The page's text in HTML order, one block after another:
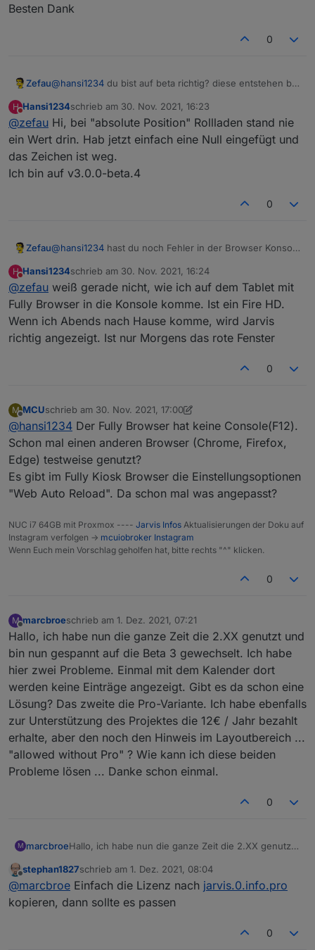
abgehackt:
	transform: scale(2.5, 2.5);
}
.jarvis-tabs-container {
	height: 60px;
}
}
/* Klickbereich bei 60px Höhe sonst evtl
	min-width: 40px!important;
	min-height: 50px;
->
In die Doku aufgenommen:
https://mcuiobroker.gitbook.io/jarvis-
infos/jarvis/besonderheiten-v3/styles/tabs/tab-
Besten Dank
0
Zefau@hansi1234 du bist auf beta richtig? diese entstehen bei
Datenpunkte bei dir?
H
Nicht stören
Hansi1234schrieb am 30. Nov. 2021, 16:23
zuletzt editiert von
@zefau Hi, bei "absolute Position" Rollladen stand nie
ein Wert drin. Hab jetzt einfach eine Null eingefügt und
das Zeichen ist weg.
Ich bin auf v3.0.0-beta.4
0
Zefau@hansi1234 hast du noch Fehler in der Browser Konsole
H
Nicht stören
Hansi1234schrieb am 30. Nov. 2021, 16:24
zuletzt editiert von
@zefau weiß gerade nicht, wie ich auf dem Tablet mit
Fully Browser in die Konsole komme. Ist ein Fire HD.
Wenn ich Abends nach Hause komme, wird Jarvis
richtig angezeigt. Ist nur Morgens das rote Fenster
0
M
Offline
MCUschrieb am 30. Nov. 2021, 17:00
zuletzt editiert von MCU
@hansi1234 Der Fully Browser hat keine Console(F12).
Schon mal einen anderen Browser (Chrome, Firefox,
Edge) testweise genutzt?
Es gibt im Fully Kiosk Browser die Einstellungsoptionen
"Web Auto Reload". Da schon mal was angepasst?
NUC i7 64GB mit Proxmox ---- Jarvis Infos Aktualisierungen der Doku auf
Instagram verfolgen -> mcuiobroker Instagram
Wenn Euch mein Vorschlag geholfen hat, bitte rechts "^" klicken.
0
M
Offline
marcbroeschrieb am 1. Dez. 2021, 07:21
zuletzt editiert von
Hallo, ich habe nun die ganze Zeit die 2.XX genutzt und
bin nun gespannt auf die Beta 3 gewechselt. Ich habe
hier zwei Probleme. Einmal mit dem Kalender dort
werden keine Einträge angezeigt. Gibt es da schon eine
Lösung? Das zweite die Pro-Variante. Ich habe ebenfalls
zur Unterstützung des Projektes die 12€ / Jahr bezahlt
erhalte, aber den noch den Hinweis im Layoutbereich ...
"allowed without Pro" ? Wie kann ich diese beiden
Probleme lösen ... Danke schon einmal.
0
M marcbroeHallo, ich habe nun die ganze Zeit die 2.XX genutzt
Ich habe hier zwei Probleme. Einmal mit dem
Kalender dort werden keine Einträge angezeigt. Gibt
es da schon eine Lösung? Das zweite die Pro-
noch den Hinweis im Layoutbereich ... "allowed
Offline
stephan1827schrieb am 1. Dez. 2021, 08:04
zuletzt editiert von
@marcbroe Einfach die Lizenz nach jarvis.0.info.pro
kopieren, dann sollte es passen
0